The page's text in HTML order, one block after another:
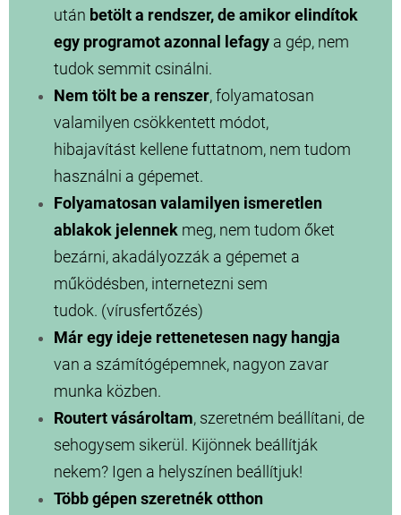
után betölt a rendszer, de amikor elindítok
egy programot azonnal lefagy a gép, nem
tudok semmit csinálni.
Nem tölt be a renszer, folyamatosan
valamilyen csökkentett módot,
hibajavítást kellene futtatnom, nem tudom
használni a gépemet.
Folyamatosan valamilyen ismeretlen
ablakok jelennek meg, nem tudom őket
bezárni, akadályozzák a gépemet a
működésben, internetezni sem
tudok. (vírusfertőzés)
Már egy ideje rettenetesen nagy hangja
van a számítógépemnek, nagyon zavar
munka közben.
Routert vásároltam, szeretném beállítani, de
sehogysem sikerül. Kijönnek beállítják
nekem? Igen a helyszínen beállítjuk!
Több gépen szeretnék otthon